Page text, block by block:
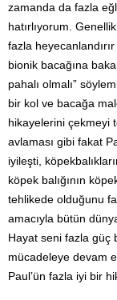
zamanda da fazla
hatırlıyorum.
fazla
bionik bacağına
pahalı olmalı”
bir kol ve bacağa
hikayelerini çekmeyi
avlaması gibi fakat
iyileşti,
köpek balığının
tehlikede olduğunu
amacıyla bütün
Hayat seni fazla güç
mücadeleye devam
Paul’ün fazla iyi bir